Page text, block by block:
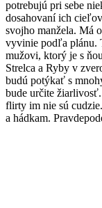
potrebujú pri sebe
dosahovaní ich
svojho manžela. Má
vyvinie podľa plánu.
mužovi, ktorý je s
Strelca a Ryby v
budú potýkať s
bude určite
flirty im nie sú
a hádkam.